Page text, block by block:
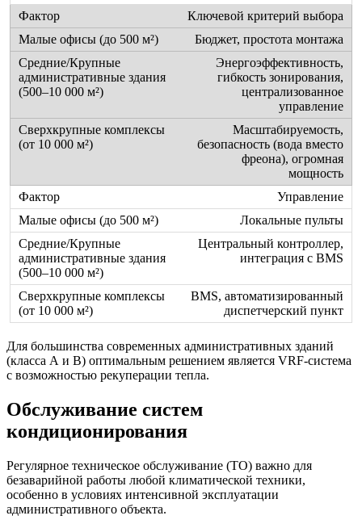
Ключевой критерий выбора
Бюджет, простота монтажа
Энергоэффективность,
гибкость зонирования,
централизованное
управление
Масштабируемость,
безопасность (вода вместо
фреона), огромная
мощность
Управление
Локальные пульты
Центральный контроллер,
интеграция с BMS
BMS, автоматизированный
диспетчерский пункт
Для большинства современных административных зданий
(класса А и В) оптимальным решением является VRF-система
с возможностью рекуперации тепла.
Обслуживание систем
кондиционирования
Регулярное техническое обслуживание (ТО) важно для
безаварийной работы любой климатической техники,
особенно в условиях интенсивной эксплуатации
административного объекта.